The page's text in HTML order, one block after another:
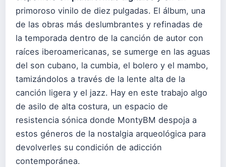
primoroso vinilo de diez pulgadas. El álbum, una
de las obras más deslumbrantes y refinadas de
la temporada dentro de la canción de autor con
raíces iberoamericanas, se sumerge en las aguas
del son cubano, la cumbia, el bolero y el mambo,
tamizándolos a través de la lente alta de la
canción ligera y el jazz. Hay en este trabajo algo
de asilo de alta costura, un espacio de
resistencia sónica donde MontyBM despoja a
estos géneros de la nostalgia arqueológica para
devolverles su condición de adicción
contemporánea.